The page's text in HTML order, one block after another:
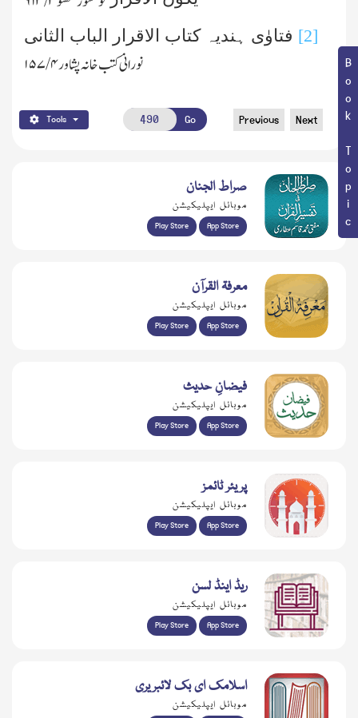
Book Topic
[2] فتاوٰی ہندیہ کتاب الاقرار الباب الثانی
نورانی کتب خانہ پشاور۴ /۱۵۷
Tools Go Previous Next
صراط الجنان
موبائل ایپلیکیشن
Play Store App Store
معرفۃ القرآن
موبائل ایپلیکیشن
Play Store App Store
فیضانِ حدیث
موبائل ایپلیکیشن
Play Store App Store
پریئر ٹائمز
موبائل ایپلیکیشن
Play Store App Store
ریڈ اینڈ لسن
موبائل ایپلیکیشن
Play Store App Store
اسلامک ای بک لائبریری
موبائل ایپلیکیشن